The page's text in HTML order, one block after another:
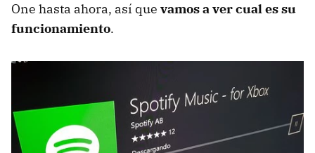
One hasta ahora, así que vamos a ver cual es su
funcionamiento.